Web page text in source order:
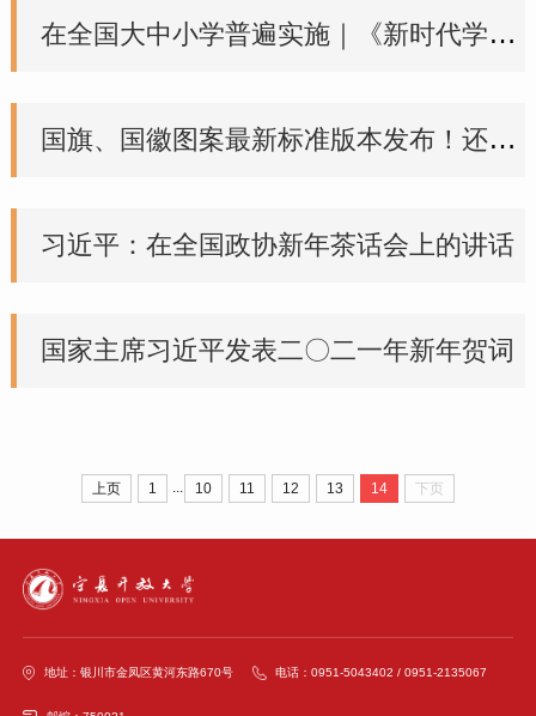
在全国大中小学普遍实施｜《新时代学校思想政治理论课改革创新实施方案》印发
国旗、国徽图案最新标准版本发布！还有国歌新版MV→
习近平：在全国政协新年茶话会上的讲话
国家主席习近平发表二〇二一年新年贺词
上页 1 ... 10 11 12 13 14 下页
地址：银川市金凤区黄河东路670号 电话：0951-5043402 / 0951-2135067